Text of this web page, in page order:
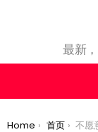
最新
You are here:
Home 首页
不愿意看着主人